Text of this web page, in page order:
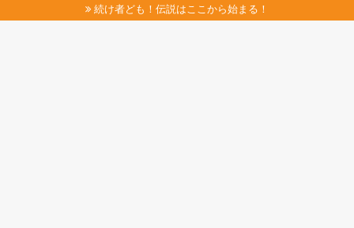
続け者ども！伝説はここから始まる！